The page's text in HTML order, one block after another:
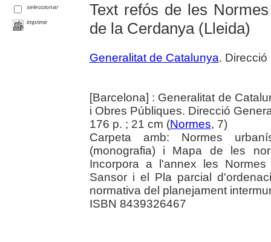
seleccionar
imprimir
Text refós de les
de la Cerdanya (Lleida)
Generalitat de Catalunya. Direcció
[Barcelona] : Generalitat de
i Obres Públiques. Direcció
176 p. ; 21 cm (Normes, 7)
Carpeta amb: Normes
(monografia) i Mapa de les
Incorpora a l'annex les
Sansor i el Pla parcial
normativa del planejament
ISBN 8439326467